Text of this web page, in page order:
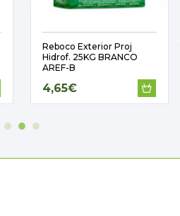
Reboco Exterior Proj
Hidrof. 25KG BRANCO
AREF-B
4,65€